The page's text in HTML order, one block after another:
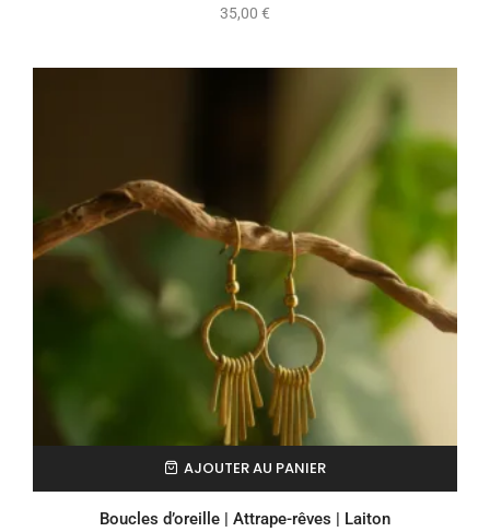
35,00 €
AJOUTER AU PANIER
Boucles d’oreille | Attrape-rêves | Laiton